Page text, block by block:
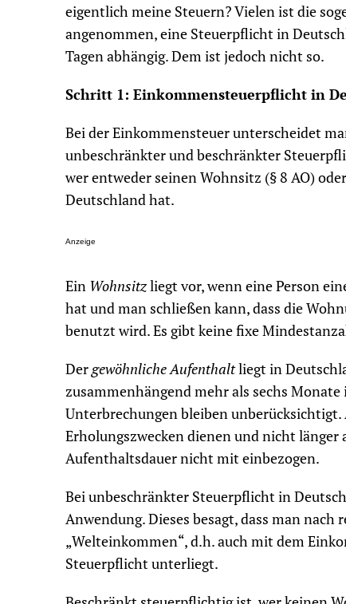
eigentlich meine Steuern? Vielen ist die
angenommen, eine Steuerpflicht in
Tagen abhängig. Dem ist jedoch nicht so.
Schritt 1: Einkommensteuerpflicht in
Bei der Einkommensteuer unterscheidet
unbeschränkter und beschränkter
wer entweder seinen Wohnsitz (§ 8 AO)
Deutschland hat.
Anzeige
Ein Wohnsitzliegt vor, wenn eine Person
hat und man schließen kann, dass die
benutzt wird. Es gibt keine fixe
Dergewöhnliche Aufenthaltliegt in
zusammenhängend mehr als sechs
Unterbrechungen bleiben
Erholungszwecken dienen und nicht länger
Aufenthaltsdauer nicht mit einbezogen.
Bei unbeschränkter Steuerpflicht in
Anwendung. Dieses besagt, dass man
„Welteinkommen“, d.h. auch mit dem
Steuerpflicht unterliegt.